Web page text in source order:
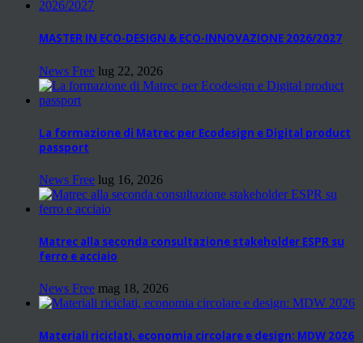
MASTER IN ECO-DESIGN & ECO-INNOVAZIONE 2026/2027
News Free lug 22, 2026
La formazione di Matrec per Ecodesign e Digital product
passport
News Free lug 16, 2026
Matrec alla seconda consultazione stakeholder ESPR su
ferro e acciaio
News Free mag 18, 2026
Materiali riciclati, economia circolare e design: MDW 2026